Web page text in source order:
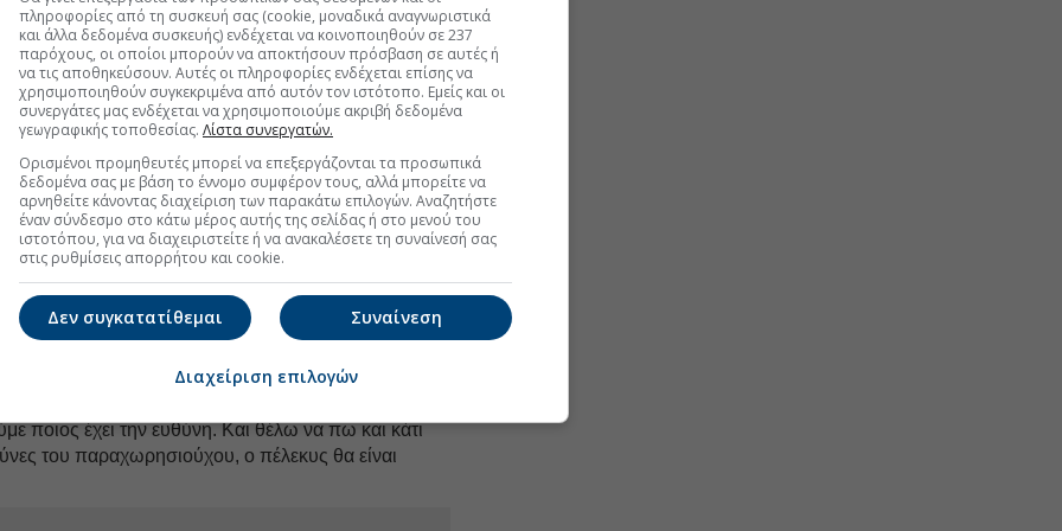
και δίκαιο. Τι κάναμε λοιπόν; Η Αττική Οδός
η παραχώρηση του, δηλαδή η εκμετάλλευση
είπαμε ότι με αυτή τη νέα σύμβαση, που θα
διόδια 2,80 θα έχουμε 2,50».
απόφαση αυτή ελήφθη: «Πρώτον διότι η Αττική
δρόμος και δεν έχει αναλογικότητα χιλιομετρική,
για ένα χιλιόμετρο είτε και για τα 70 χιλιόμετρα, θα
για τον απλούστατο λόγο, διότι
συγκυρία μπορούμε να κάνουμελελογισμένες
καλά μελετημένο. Με αυτόν τον τρόπο μπορούμε
διαγωνισμό».
της Εθνικής Οδού Αθηνών-Κορίνθου από
περιοχή της Κακιάς Σκάλας, ο κ. Καραμανλής
που έχει νομοθετήσει ώστε σε αυτές τις
η διερεύνηση και πρόσθεσε: «Επομένως, κοντός
ποιος έχει την ευθύνη. Και θέλω να πω και κάτι
του παραχωρησιούχου, ο πέλεκυς θα είναι
πληροφορίες από τη συσκευή σας (cookie, μοναδικά αναγνωριστικά
και άλλα δεδομένα συσκευής) ενδέχεται να κοινοποιηθούν σε 237
παρόχους, οι οποίοι μπορούν να αποκτήσουν πρόσβαση σε αυτές ή
να τις αποθηκεύσουν. Αυτές οι πληροφορίες ενδέχεται επίσης να
χρησιμοποιηθούν συγκεκριμένα από αυτόν τον ιστότοπο. Εμείς και οι
συνεργάτες μας ενδέχεται να χρησιμοποιούμε ακριβή δεδομένα
γεωγραφικής τοποθεσίας. Λίστα συνεργατών.
Ορισμένοι προμηθευτές μπορεί να επεξεργάζονται τα προσωπικά
δεδομένα σας με βάση το έννομο συμφέρον τους, αλλά μπορείτε να
αρνηθείτε κάνοντας διαχείριση των παρακάτω επιλογών. Αναζητήστε
έναν σύνδεσμο στο κάτω μέρος αυτής της σελίδας ή στο μενού του
ιστοτόπου, για να διαχειριστείτε ή να ανακαλέσετε τη συναίνεσή σας
στις ρυθμίσεις απορρήτου και cookie.
Συναίνεση
Δεν συγκατατίθεμαι
Διαχείριση επιλογών